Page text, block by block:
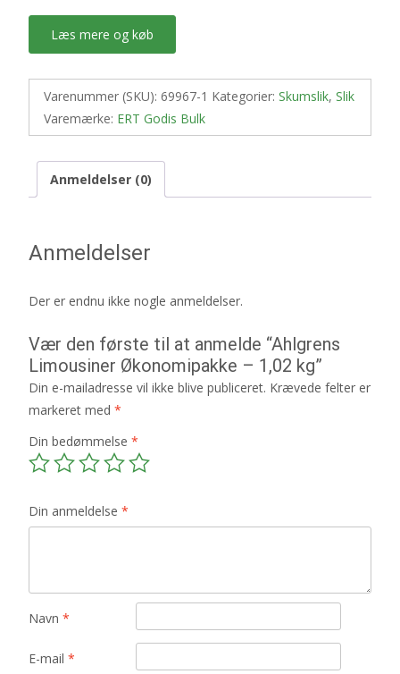
Læs mere og køb
Varenummer (SKU): 69967-1 Kategorier: Skumslik, Slik
Varemærke: ERT Godis Bulk
Anmeldelser (0)
Anmeldelser
Der er endnu ikke nogle anmeldelser.
Vær den første til at anmelde “Ahlgrens
Limousiner Økonomipakke – 1,02 kg”
Din e-mailadresse vil ikke blive publiceret. Krævede felter er
markeret med *
Din bedømmelse *
Din anmeldelse *
Navn *
E-mail *